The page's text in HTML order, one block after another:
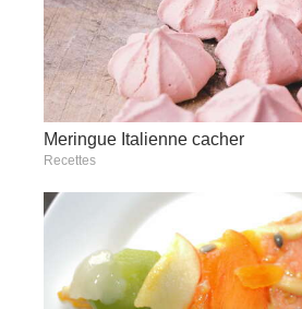
Meringue Italienne cacher
Recettes